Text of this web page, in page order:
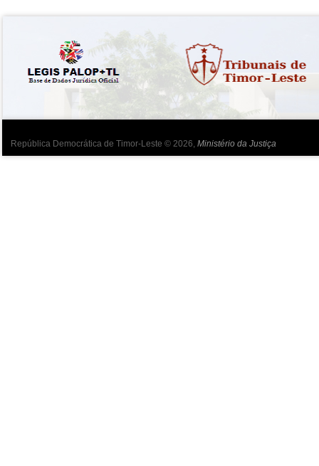
República Democrática de Timor-Leste © 2026, Ministério da Justiça